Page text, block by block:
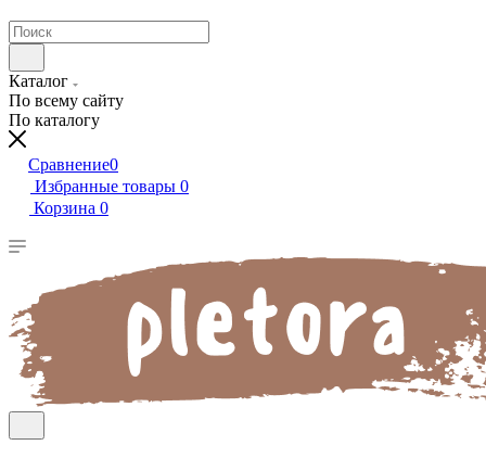
Каталог
По всему сайту
По каталогу
Сравнение0
Избранные товары 0
Корзина 0